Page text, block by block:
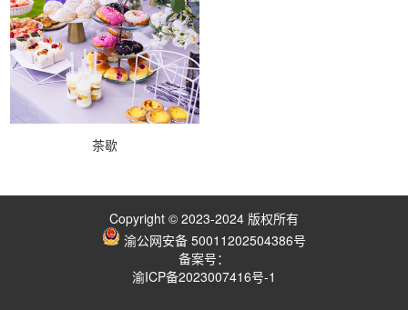
茶歇
Copyright © 2023-2024 版权所有
渝公网安备 50011202504386号
备案号：
渝ICP备2023007416号-1